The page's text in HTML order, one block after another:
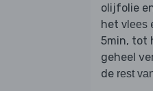
olijfolie
het vlees
5min, tot
geheel
de rest